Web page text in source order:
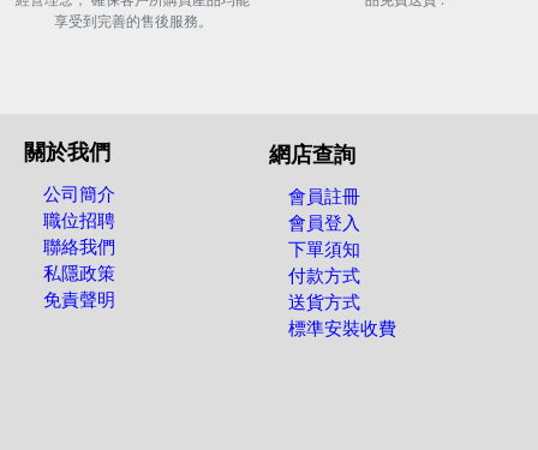
享受到完善的售後服務。
關於我們
公司簡介
職位招聘
聯絡我們
私隱政策
免責聲明
網店查詢
會員註冊
會員登入
下單須知
付款方式
送貨方式
標準安裝收費